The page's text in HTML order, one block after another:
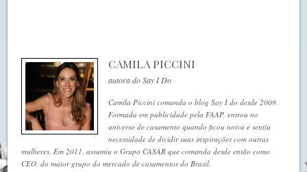
CAMILA PICCINI
autora do Say I Do
Camila Piccini comanda o blog Say I do desde 2009.
Formada em publicidade pela FAAP, entrou no
universo de casamento quando ficou noiva e sentiu
necessidade de dividir suas inspirações com outras
mulheres. Em 2011, assumiu o Grupo CASAR que comanda desde então como
CEO, do maior grupo do mercado de casamentos do Brasil.